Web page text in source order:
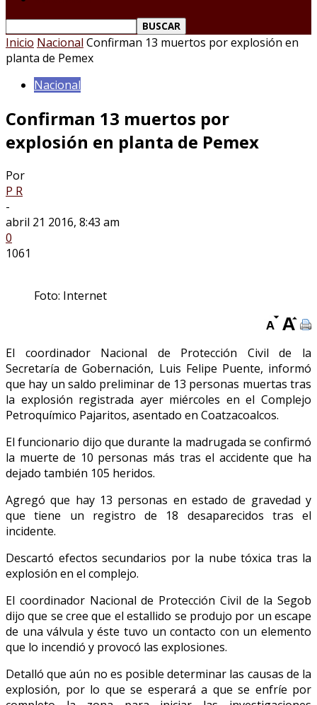
Inicio Nacional Confirman 13 muertos por explosión en
planta de Pemex
Nacional
Confirman 13 muertos por
explosión en planta de Pemex
Por
P R
-
abril 21 2016, 8:43 am
0
1061
Foto: Internet
El coordinador Nacional de Protección Civil de la
Secretaría de Gobernación, Luis Felipe Puente, informó
que hay un saldo preliminar de 13 personas muertas tras
la explosión registrada ayer miércoles en el Complejo
Petroquímico Pajaritos, asentado en Coatzacoalcos.
El funcionario dijo que durante la madrugada se confirmó
la muerte de 10 personas más tras el accidente que ha
dejado también 105 heridos.
Agregó que hay 13 personas en estado de gravedad y
que tiene un registro de 18 desaparecidos tras el
incidente.
Descartó efectos secundarios por la nube tóxica tras la
explosión en el complejo.
El coordinador Nacional de Protección Civil de la Segob
dijo que se cree que el estallido se produjo por un escape
de una válvula y éste tuvo un contacto con un elemento
que lo incendió y provocó las explosiones.
Detalló que aún no es posible determinar las causas de la
explosión, por lo que se esperará a que se enfríe por